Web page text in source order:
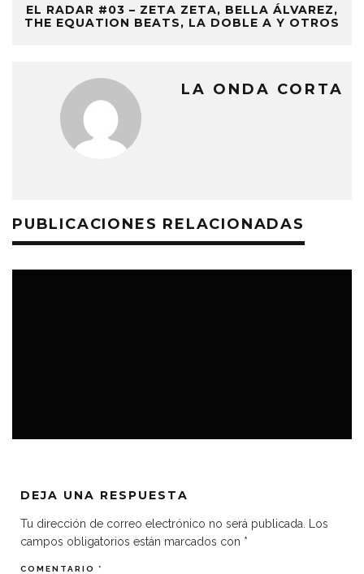
EL RADAR #03 – ZETA ZETA, BELLA ÁLVAREZ,
THE EQUATION BEATS, LA DOBLE A Y OTROS
LA ONDA CORTA
PUBLICACIONES RELACIONADAS
DEJA UNA RESPUESTA
Tu dirección de correo electrónico no será publicada.
Los
campos obligatorios están marcados con *
COMENTARIO *